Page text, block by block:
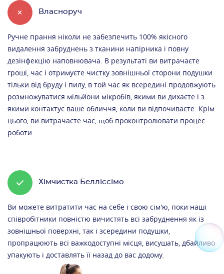
+ Власноруч
Ручне прання ніколи не забезпечить 100% якісного
видалення забруднень з тканини напірника і повну
дезінфекцію наповнювача. В результаті ви витрачаєте
гроші, час і отримуєте чистку зовнішньої сторони подушки
тільки від бруду і пилу, в той час як всередині продовжують
розмножуватися мільйони мікробів, якими ви дихаєте і з
якими контактує ваше обличчя, коли ви відпочиваєте. Крім
цього, ви витрачаєте час, щоб проконтролювати процес
роботи.
Хімчистка Белліссімо
Ви можете витратити час на себе і свою сім'ю, поки наші
співробітники повністю вичистять всі забруднення як із
зовнішньої поверхні, так і зсередини подушки,
пропрацюють всі важкодоступні місця, висушать, дбайливо
упакують і доставлять її назад до вас додому.